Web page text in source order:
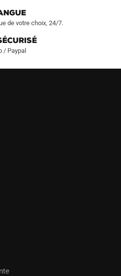
de votre choix, 24/7.
/ Paypal